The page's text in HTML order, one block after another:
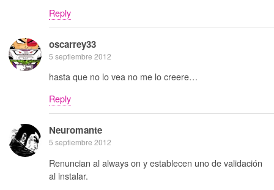
Reply
oscarrey33
5 septiembre 2012
hasta que no lo vea no me lo creere…
Reply
Neuromante
5 septiembre 2012
Renuncian al always on y establecen uno de validación
al instalar.